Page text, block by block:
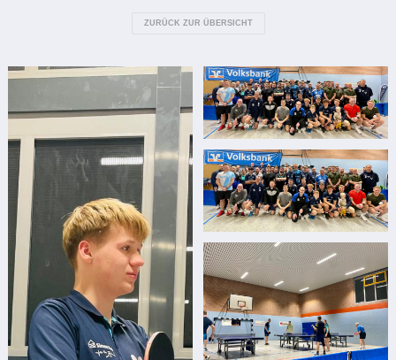
ZURÜCK ZUR ÜBERSICHT